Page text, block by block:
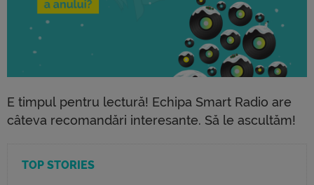
E timpul pentru lectură! Echipa Smart Radio are
câteva recomandări interesante. Să le ascultăm!
TOP STORIES